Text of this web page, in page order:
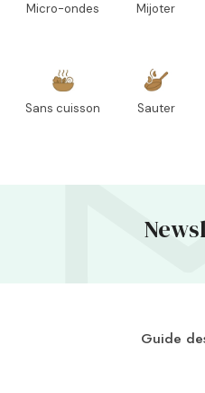
Micro-ondes Mijoter
Sans cuisson Sauter
Guide